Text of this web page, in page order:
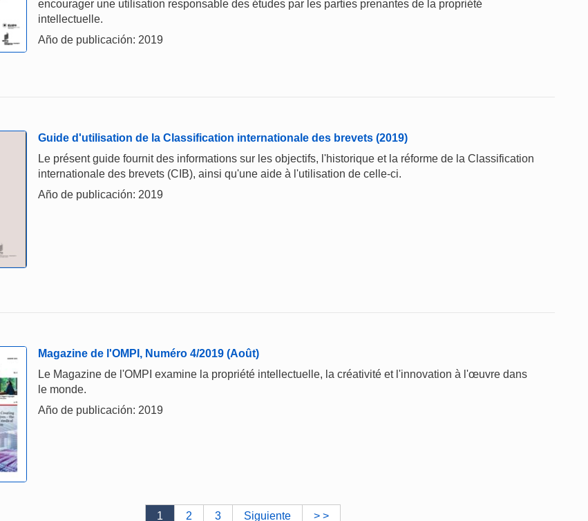
encourager une utilisation responsable des études par les parties prenantes de la propriété
intellectuelle.
Año de publicación: 2019
Guide d'utilisation de la Classification internationale des brevets (2019)
Le présent guide fournit des informations sur les objectifs, l'historique et la réforme de la Classification
internationale des brevets (CIB), ainsi qu'une aide à l'utilisation de celle-ci.
Año de publicación: 2019
Magazine de l'OMPI, Numéro 4/2019 (Août)
Le Magazine de l'OMPI examine la propriété intellectuelle, la créativité et l'innovation à l'œuvre dans
le monde.
Año de publicación: 2019
1 2 3 Siguiente > >